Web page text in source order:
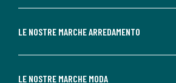
LE NOSTRE MARCHE ARREDAMENTO
LE NOSTRE MARCHE MODA